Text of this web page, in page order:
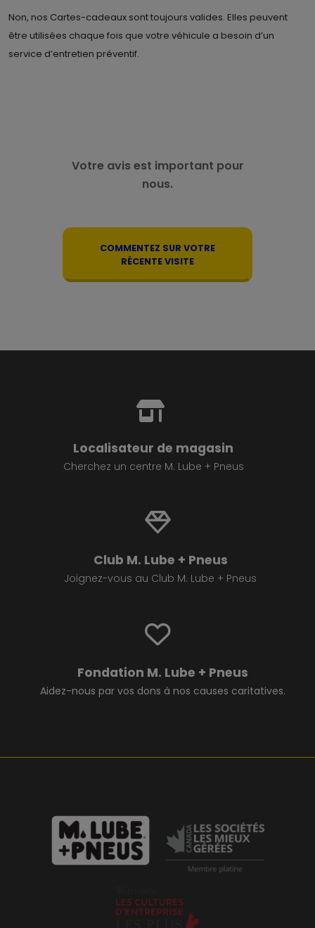
Non, nos Cartes-cadeaux sont toujours valides. Elles peuvent
être utilisées chaque fois que votre véhicule a besoin d’un
service d’entretien préventif.
Votre avis est important pour
nous.
COMMENTEZ SUR VOTRE
RÉCENTE VISITE
Localisateur de magasin
Cherchez un centre M. Lube + Pneus
Club M. Lube + Pneus
Joignez-vous au Club M. Lube + Pneus
Fondation M. Lube + Pneus
Aidez-nous par vos dons à nos causes caritatives.